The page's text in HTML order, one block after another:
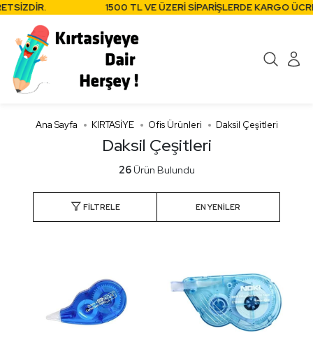
1500 TL VE ÜZERİ SİPARİŞLERDE KARGO
Ana Sayfa KIRTASİYE Ofis Ürünleri Daksil Çeşitleri
Daksil Çeşitleri
26Ürün Bulundu
FILTRELE